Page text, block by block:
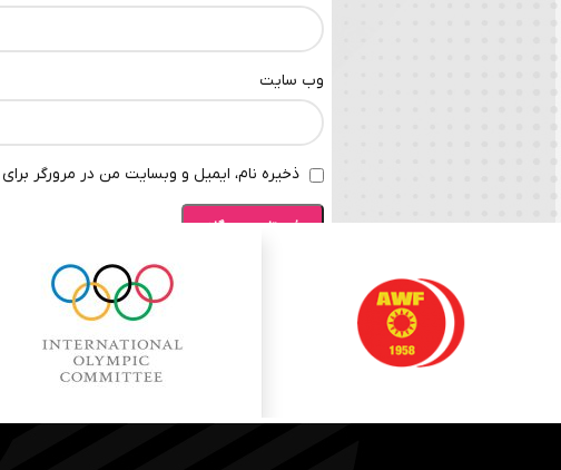
وب‌ سایت
ذخیره نام، ایمیل و وبسایت من در مرورگر